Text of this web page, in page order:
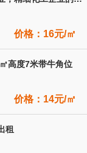
价格：16元/㎡
高度7米带牛角位
价格：14元/㎡
租